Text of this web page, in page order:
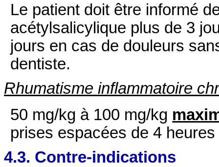
Le patient doit être informé
acétylsalicylique plus de 3
jours en cas de douleurs
dentiste.
Rhumatisme inflammatoire
50 mg/kg à 100 mg/kg
prises espacées de 4
4.3. Contre-indications